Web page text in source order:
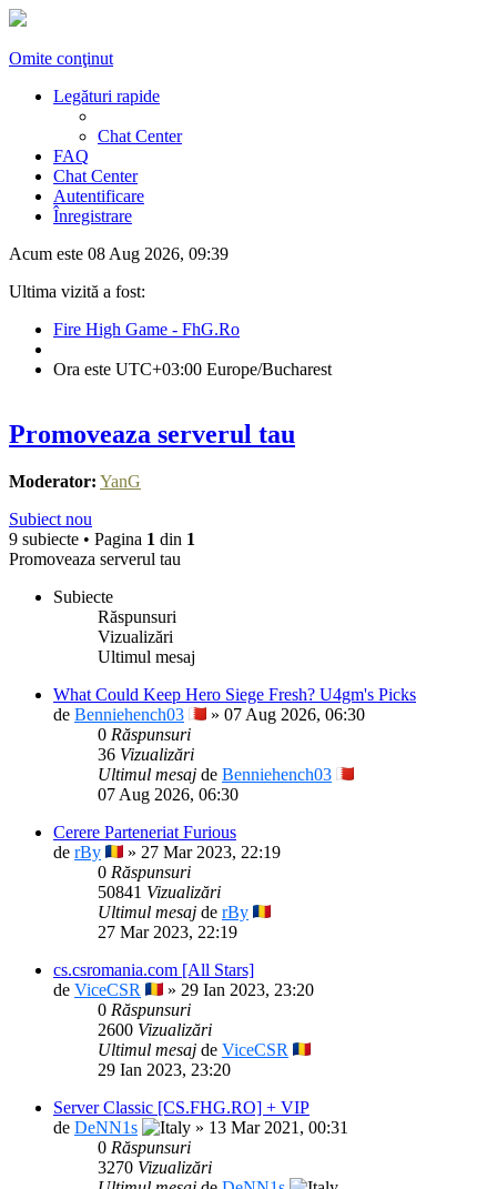
Omite conţinut
Legături rapide
Chat Center
FAQ
Chat Center
Autentificare
Înregistrare
Acum este 08 Aug 2026, 09:39
Ultima vizită a fost:
Fire High Game - FhG.Ro
Ora este UTC+03:00 Europe/Bucharest
Promoveaza serverul tau
Moderator: YanG
Subiect nou
9 subiecte • Pagina 1 din 1
Promoveaza serverul tau
Subiecte
Răspunsuri
Vizualizări
Ultimul mesaj
What Could Keep Hero Siege Fresh? U4gm's Picks
de Benniehench03
» 07 Aug 2026, 06:30
0 Răspunsuri
36 Vizualizări
Ultimul mesaj de Benniehench03
07 Aug 2026, 06:30
Cerere Parteneriat Furious
de rBy
» 27 Mar 2023, 22:19
0 Răspunsuri
50841 Vizualizări
Ultimul mesaj de rBy
27 Mar 2023, 22:19
cs.csromania.com [All Stars]
de ViceCSR
» 29 Ian 2023, 23:20
0 Răspunsuri
2600 Vizualizări
Ultimul mesaj de ViceCSR
29 Ian 2023, 23:20
Server Classic [CS.FHG.RO] + VIP
de DeNN1s
» 13 Mar 2021, 00:31
0 Răspunsuri
3270 Vizualizări